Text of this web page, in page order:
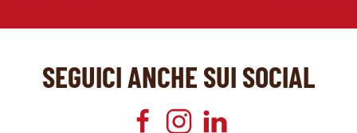
SEGUICI ANCHE SUI SOCIAL